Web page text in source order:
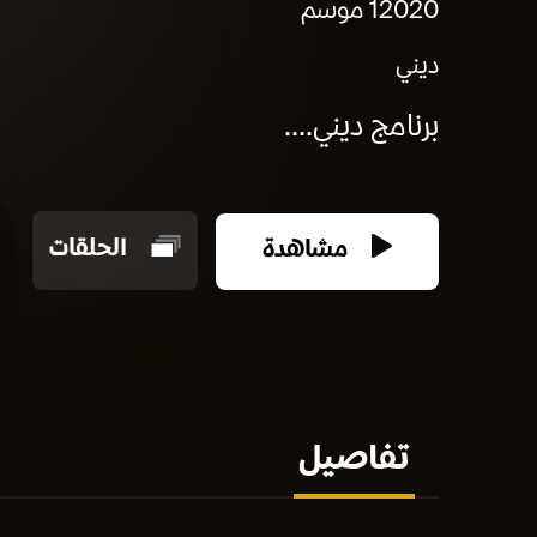
20201 موسم
ديني
برنامج ديني....
مشاهدة الحلقات
تفاصيل